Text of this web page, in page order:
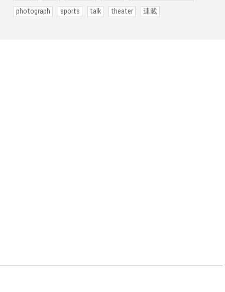
photograph
sports talk theater 連載